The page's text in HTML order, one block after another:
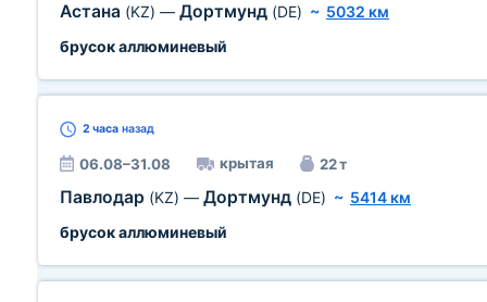
Астана (KZ) — Дортмунд (DE) ~ 5032 км
брусок аллюминевый
2 часа назад
06.08–31.08 крытая 22 т
Павлодар (KZ) — Дортмунд (DE) ~ 5414 км
брусок аллюминевый